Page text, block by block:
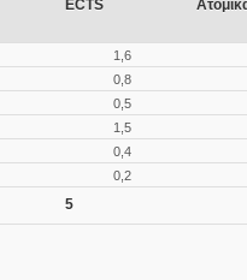
ECTS
1,6
0,8
0,5
1,5
0,4
0,2
5